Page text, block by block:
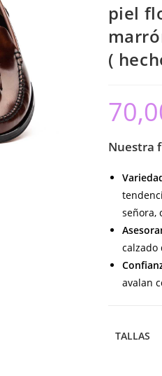
piel
(
Nuestra
señora,
calzado
avalan
TALLAS